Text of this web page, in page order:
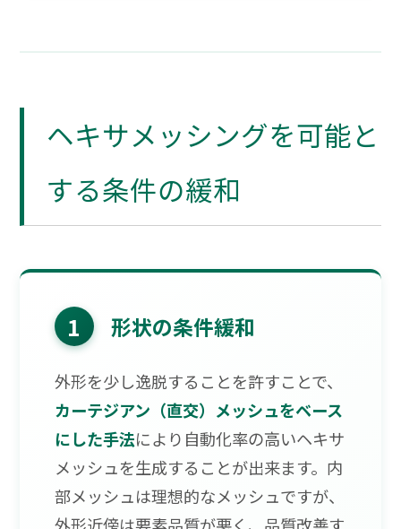
ヘキサメッシングを可能と
する条件の緩和
1 形状の条件緩和
外形を少し逸脱することを許すことで、
カーテジアン（直交）メッシュをベース
にした手法により自動化率の高いヘキサ
メッシュを生成することが出来ます。内
部メッシュは理想的なメッシュですが、